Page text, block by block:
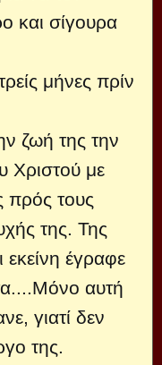
και σίγουρα
μήνες πρίν
ζωή της την
Χριστού με
πρός τους
της. Της
έγραφε
αυτή
γιατί δεν
της.